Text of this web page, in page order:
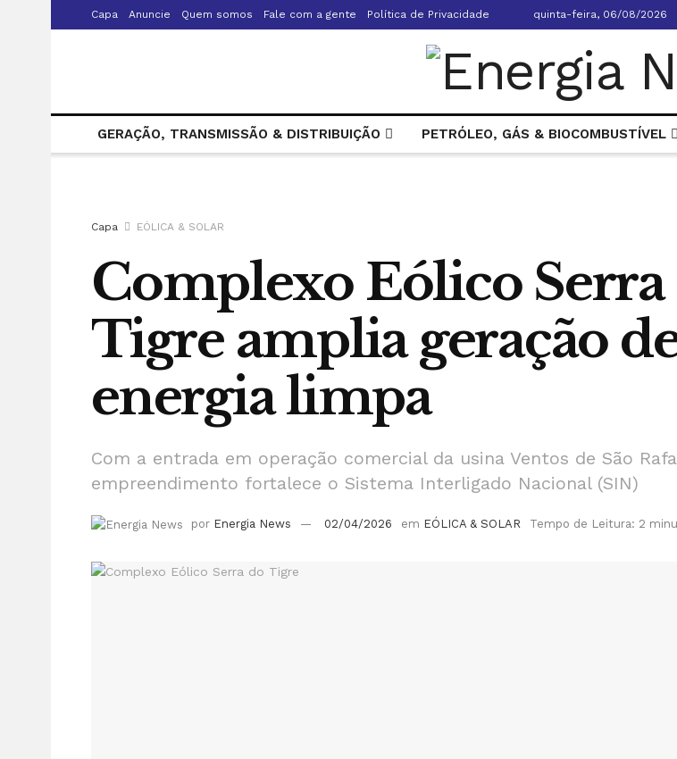
Capa Anuncie Quem somos Fale com a gente Política de Privacidade quinta-feira, 06/08/2026
GERAÇÃO, TRANSMISSÃO & DISTRIBUIÇÃO PETRÓLEO, GÁS & BIOCOMBUSTÍVEL
Capa EÓLICA & SOLAR
Complexo Eólico Serra
Tigre amplia geração
energia limpa
Com a entrada em operação comercial da usina Ventos de São
empreendimento fortalece o Sistema Interligado Nacional (SIN)
por Energia News 02/04/2026 em EÓLICA & SOLAR Tempo de Leitura: 2